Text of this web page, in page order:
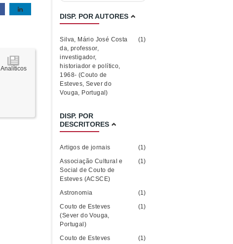
Analíticos
DISP. POR AUTORES
Silva, Mário José Costa
da, professor,
investigador,
historiador e político,
1968- (Couto de
Esteves, Sever do
Vouga, Portugal)
(1)
DISP. POR
DESCRITORES
Artigos de jornais
(1)
Associação Cultural e
Social de Couto de
Esteves (ACSCE)
(1)
Astronomia
(1)
Couto de Esteves
(Sever do Vouga,
Portugal)
(1)
Couto de Esteves
(1)